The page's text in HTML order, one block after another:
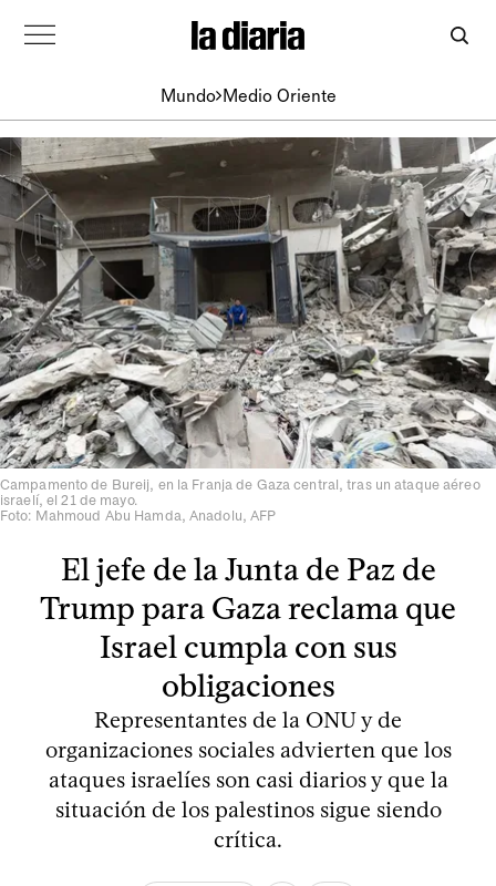
Mundo Medio Oriente
Campamento de Bureij, en la Franja de Gaza central, tras un ataque aéreo
israelí, el 21 de mayo.
Foto: Mahmoud Abu Hamda, Anadolu, AFP
El jefe de la Junta de Paz de
Trump para Gaza reclama que
Israel cumpla con sus
obligaciones
Representantes de la ONU y de
organizaciones sociales advierten que los
ataques israelíes son casi diarios y que la
situación de los palestinos sigue siendo
crítica.